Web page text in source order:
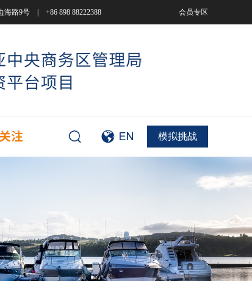
海路9号 | +86 898 88222388 会员专区
模拟挑战